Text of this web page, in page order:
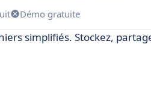
Démo gratuite
simplifiés. Stockez,